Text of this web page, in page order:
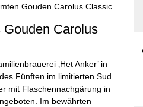
Gouden Carolus Classic.
Carolus
‚Het Anker’ in
Fünften im limitierten Sud
mit Flaschennachgärung in
Im bewährten